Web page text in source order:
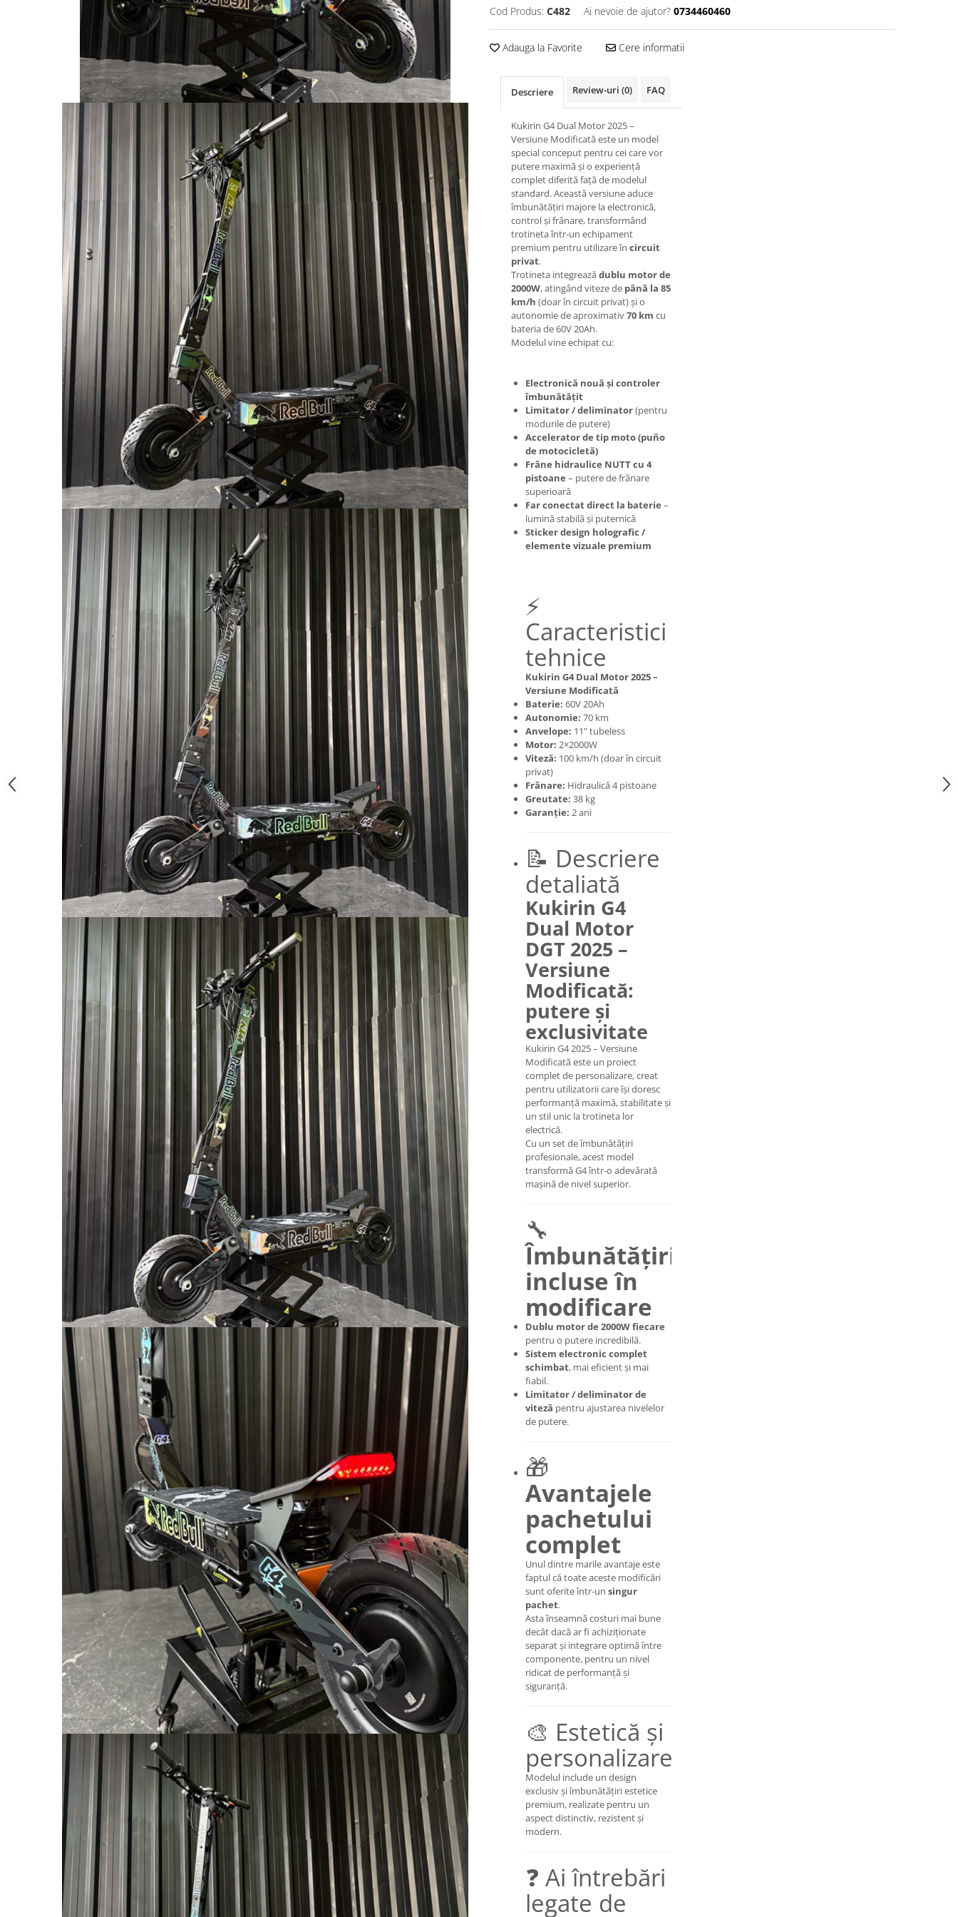
Valve & extensii
Acceleratoare & comenzi
Display-uri / ecrane
Lumini / iluminare
Cabluri motoare
Controlere & Conversoare DC/DC
Încărcătoare
Prize de încărcare
Cabluri pentru baterii
Componente baterii
Localizatoare GPS
Furci / mânere principale &
Pliere, pasadores & tije
Crickuri / suporturi parcare
Suspensii & amortizoare
Claxoane / sonerii (timbres)
Discuri de frana
Plăcuțe de frână
Cabluri de frână
Manete de frână
Consumabile & Unelte
Organizatoare cabluri
Unelte & truse
Adezivi & pastă termoconductoare
Rulouri de nichel
Tuburi termocontractabile
Șuruburi / kituri prindere
Publicitate & elemente expo
Cod Produs: C482 Ai nevoie de ajutor? 0734460460
Adauga la Favorite Cere informatii
Descriere Review-uri (0) FAQ
Kukirin G4 Dual Motor 2025 –
Versiune Modificată este un model
special conceput pentru cei care vor
putere maximă și o experiență
complet diferită față de modelul
standard. Această versiune aduce
îmbunătățiri majore la electronică,
control și frânare, transformând
trotineta într-un echipament
premium pentru utilizare în circuit
privat.
Trotineta integreazădublu motor de
2000W, atingând viteze de până la 85
km/h (doar în circuit privat) și o
autonomie de aproximativ70 km cu
bateria de 60V 20Ah.
Modelul vine echipat cu:
Electronică nouă și controler
îmbunătățit
Limitator / deliminator(pentru
modurile de putere)
Accelerator de tip moto (puño
de motocicletă)
Frâne hidraulice NUTT cu 4
pistoane – putere de frânare
superioară
Far conectat direct la baterie –
lumină stabilă și puternică
Sticker design holografic /
elemente vizuale premium
⚡
Caracteristici
tehnice
Kukirin G4 Dual Motor 2025 –
Versiune Modificată
Baterie: 60V 20Ah
Autonomie: 70 km
Anvelope: 11" tubeless
Motor: 2×2000W
Viteză: 100 km/h (doar în circuit
privat)
Frânare: Hidraulică 4 pistoane
Greutate: 38 kg
Garanție: 2 ani
📝 Descriere
detaliată
Kukirin G4
Dual Motor
DGT 2025 –
Versiune
Modificată:
putere și
exclusivitate
Kukirin G4 2025 – Versiune
Modificată este un proiect
complet de personalizare, creat
pentru utilizatorii care își doresc
performanță maximă, stabilitate și
un stil unic la trotineta lor
electrică.
Cu un set de îmbunătățiri
profesionale, acest model
transformă G4 într-o adevărată
mașină de nivel superior.
🔧
Îmbunătățiri
incluse în
modificare
Dublu motor de 2000W fiecare
pentru o putere incredibilă.
Sistem electronic complet
schimbat, mai eficient și mai
fiabil.
Limitator / deliminator de
viteză pentru ajustarea nivelelor
de putere.
🎁
Avantajele
pachetului
complet
Unul dintre marile avantaje este
faptul că toate aceste modificări
sunt oferite într-un singur
pachet.
Asta înseamnă costuri mai bune
decât dacă ar fi achiziționate
separat și integrare optimă între
componente, pentru un nivel
ridicat de performanță și
siguranță.
🎨 Estetică și
personalizare
Modelul include un design
exclusiv și îmbunătățiri estetice
premium, realizate pentru un
aspect distinctiv, rezistent și
modern.
❓ Ai întrebări
legate de